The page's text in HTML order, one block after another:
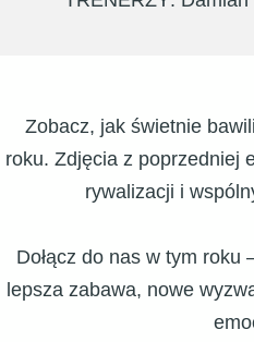
Zobacz, jak świetnie
roku. Zdjęcia z poprzedniej
rywalizacji i
Dołącz do nas w tym roku
lepsza zabawa, nowe